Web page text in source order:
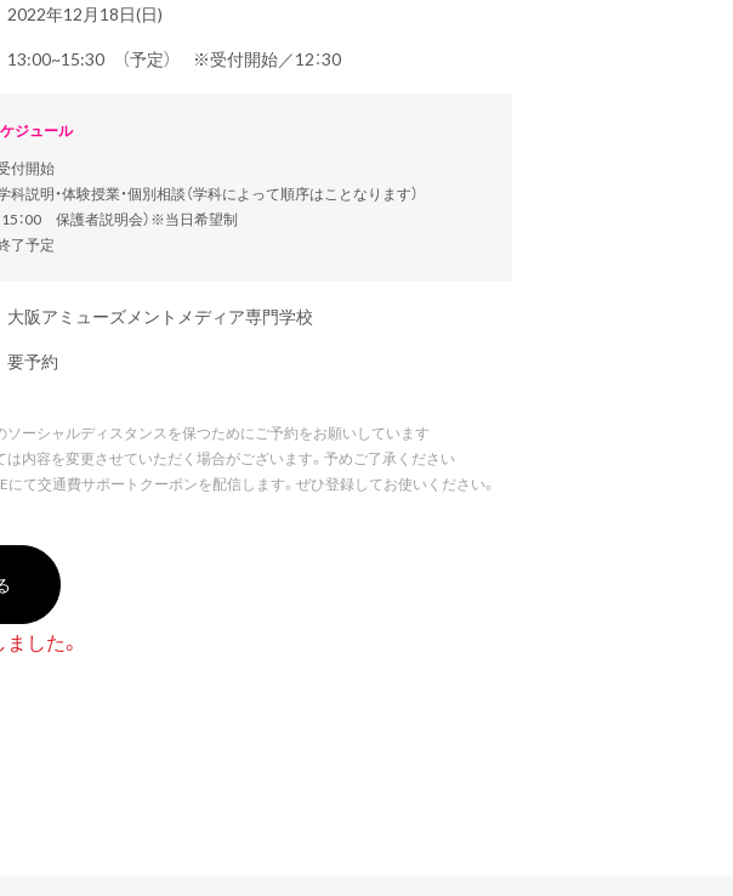
2022年12月18日(日)
13:00~15:30 （予定） ※受付開始／12：30
ジュール
付開始
科説明・体験授業・個別相談（学科によって順序はことなります）
15：00 保護者説明会）※当日希望制
了予定
大阪アミューズメントメディア専門学校
要予約
ソーシャルディスタンスを保つためにご予約をお願いしています
は内容を変更させていただく場合がございます。予めご了承ください
にて交通費サポートクーポンを配信します。ぜひ登録してお使いください。
した。